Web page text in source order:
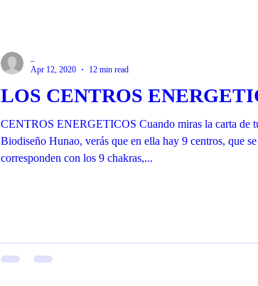
LOS CENTROS
CENTROS ENERGETICOS Cuando miras la carta de
Biodiseño Hunao, verás que en ella hay 9 centros, que se
corresponden con los 9 chakras,...
Apr 12, 2020
12 min read